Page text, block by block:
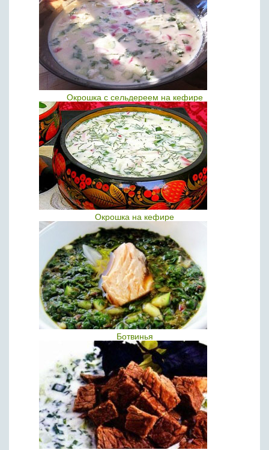
Окрошка с сельдереем на кефире
Окрошка на кефире
Ботвинья